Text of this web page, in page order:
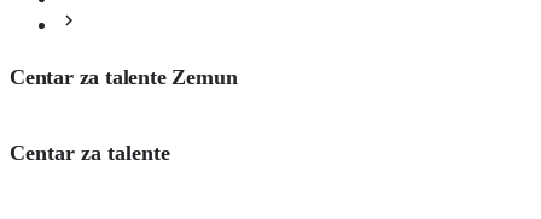
Centar za talente Zemun
Centar za talente